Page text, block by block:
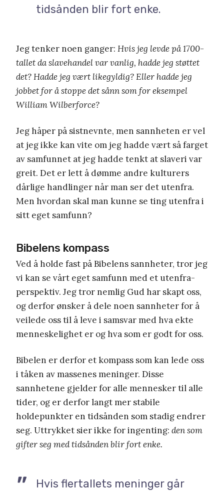
tidsånden blir fort enke.
Jeg tenker noen ganger: Hvis jeg levde på 1700-
tallet da slavehandel var vanlig, hadde jeg støttet
det? Hadde jeg vært likegyldig? Eller hadde jeg
jobbet for å stoppe det sånn som for eksempel
William Wilberforce?
Jeg håper på sistnevnte, men sannheten er vel
at jeg ikke kan vite om jeg hadde vært så farget
av samfunnet at jeg hadde tenkt at slaveri var
greit. Det er lett å dømme andre kulturers
dårlige handlinger når man ser det utenfra.
Men hvordan skal man kunne se ting utenfra i
sitt eget samfunn?
Bibelens kompass
Ved å holde fast på Bibelens sannheter, tror jeg
vi kan se vårt eget samfunn med et utenfra-
perspektiv. Jeg tror nemlig Gud har skapt oss,
og derfor ønsker å dele noen sannheter for å
veilede oss til å leve i samsvar med hva ekte
menneskelighet er og hva som er godt for oss.
Bibelen er derfor et kompass som kan lede oss
i tåken av massenes meninger. Disse
sannhetene gjelder for alle mennesker til alle
tider, og er derfor langt mer stabile
holdepunkter en tidsånden som stadig endrer
seg. Uttrykket sier ikke for ingenting: den som
gifter seg med tidsånden blir fort enke.
Hvis flertallets meninger går